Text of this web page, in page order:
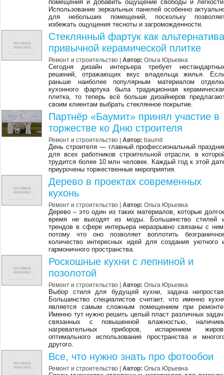
помещения и добавить ощущение свободы и
Использование зеркальных панелей особенно
для небольших помещений, поскольку
избежать ощущения тесноты и загроможденности.
Стеклянный фартук как
привычной керамической плитке
Ремонт и строительство |Автор: Ольга Юрьевна
Сегодня дизайн интерьера требует
решений, отражающих вкус владельца жилья.
раньше наиболее популярным материалом
кухонного фартука была традиционная
плитка, то теперь всё больше дизайнеров
своим клиентам выбрать стеклянное покрытие.
Партнёр «Баумит» принял участие в
торжестве ко Дню строителя
Ремонт и строительство |Автор: baumit
День строителя — главный профессиональный
для всех работников строительной отрасли, в
трудится более 10 млн человек. Каждый год к этой
приурочены торжественные мероприятия.
Дерево в проектах современных
кухонь
Ремонт и строительство |Автор: Ольга Юрьевна
Дерево – это один из таких материалов, которые
время не выходят из моды. Большинство стилей
трендов в сфере интерьера неразрывно связаны с
потому что оно позволяет воплотить
количество интересных идей для создания уютного
гармоничного пространства.
Роскошные кухни с лепниной и
позолотой
Ремонт и строительство |Автор: Ольга Юрьевна
Выбор стиля для будущей кухни, задача
Большинство специалистов считает, что именно
является самым сложным помещением при
Именно тут нужно решить целый пласт различных
связанных с повышенной влажностью,
нагревательных приборов, испарением
оптимального использования пространства и
другого.
Все, что нужно знать про фотообои
Ремонт и строительство |Автор: Ольга Юрьевна